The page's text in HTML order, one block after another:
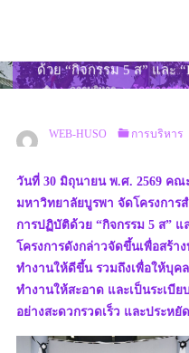
ด้วย “กิจกรรม 5 ส” และ
HOMEการบริหาร
โครงการสำ
WEB-HUSO การบริหาร
วันที่ 30 มิถุนายน พ.ศ. 2569 ค
มหาวิทยาลัยบูรพา จัดโครงการ
การปฏิบัติด้วย “กิจกรรม 5 ส” แ
โครงการดังกล่าวจัดขึ้นเพื่อสร้า
ทำงานให้ดีขึ้น รวมถึงเพื่อให้บุค
ทำงานให้สะอาด และเป็นระเบี
อย่างสะดวกรวดเร็ว และประหยั